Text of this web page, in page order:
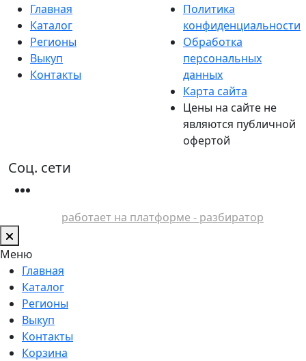
Главная
Каталог
Регионы
Выкуп
Контакты
Политика
конфиденциальности
Обработка
персональных
данных
Карта сайта
Цены на сайте не
являются публичной
офертой
Соц. сети
работает на платформе - разбиратор
Меню
Главная
Каталог
Регионы
Выкуп
Контакты
Корзина